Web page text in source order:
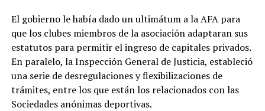
El gobierno le había dado un ultimátum a la AFA para
que los clubes miembros de la asociación adaptaran sus
estatutos para permitir el ingreso de capitales privados.
En paralelo, la Inspección General de Justicia, estableció
una serie de desregulaciones y flexibilizaciones de
trámites, entre los que están los relacionados con las
Sociedades anónimas deportivas.